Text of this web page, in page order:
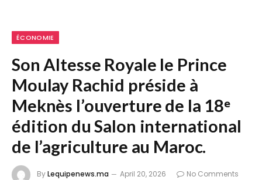
ÉCONOMIE
Son Altesse Royale le Prince
Moulay Rachid préside à
Meknès l’ouverture de la 18ᵉ
édition du Salon international
de l’agriculture au Maroc.
ByLequipenews.ma April 20, 2026
No Comments